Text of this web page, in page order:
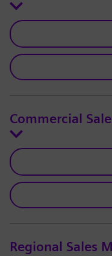
Commercial
Regional Sales